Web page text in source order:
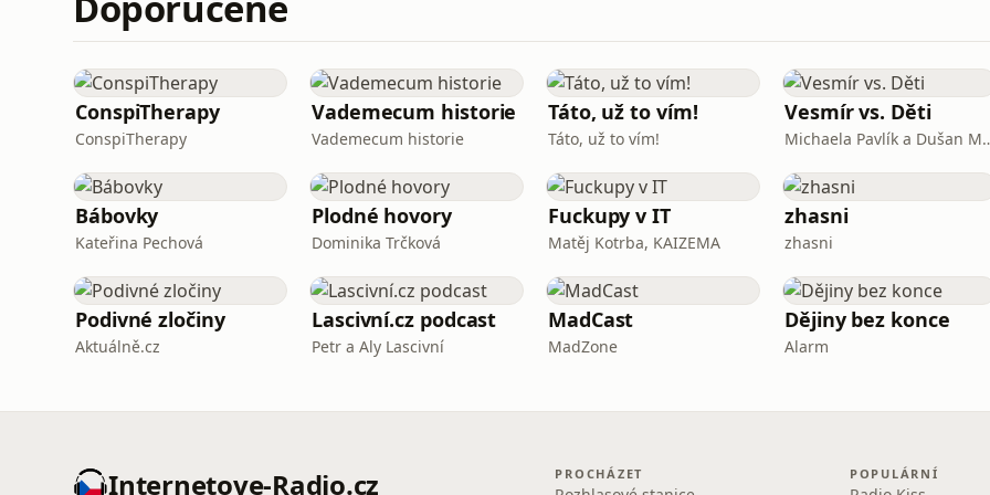
ConspiTherapy
ConspiTherapy
Vademecum historie
Vademecum historie
Táto, už to vím!
Táto, už to vím!
Vesmír vs. Děti
Michaela
Bábovky
Kateřina Pechová
Plodné hovory
Dominika Trčková
Fuckupy v IT
Matěj Kotrba, KAIZEMA
zhasni
zhasni
Podivné zločiny
Aktuálně.cz
Lascivní.cz podcast
Petr a Aly Lascivní
MadCast
MadZone
Dějiny bez konce
Alarm
Internetove-Radio.cz PROCHÁZET POPULÁRNÍ